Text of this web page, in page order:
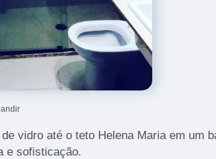
vidro até o teto Helena Maria em um
e sofisticação.